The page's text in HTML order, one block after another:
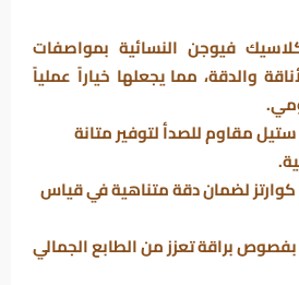
فيوجن النسائية بمواصفات
والدقة، مما يجعلها خياراً عملياً
مقاوم للصدأ لتوفير متانة
لضمان دقة متناهية في قياس
براقة تعزز من الطابع الجمالي